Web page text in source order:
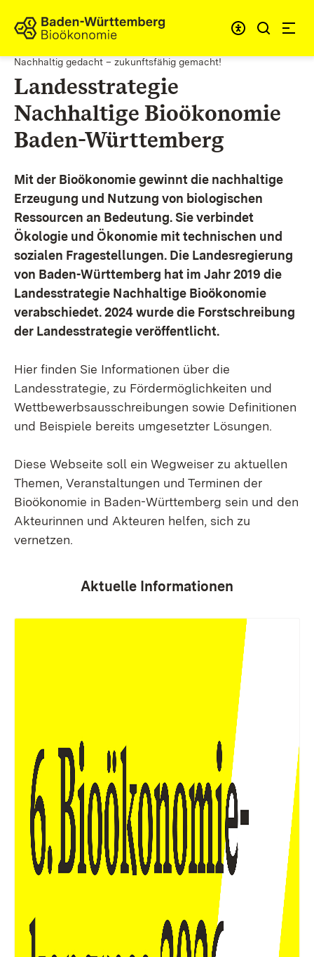
Zum Inhalt springen
Link zur Startseite
Nachhaltig gedacht – zukunftsfähig gemacht!
Landesstrategie
Nachhaltige Bioökonomie
Baden-Württemberg
Mit der Bioökonomie gewinnt die nachhaltige
Erzeugung und Nutzung von biologischen
Ressourcen an Bedeutung. Sie verbindet
Ökologie und Ökonomie mit technischen und
sozialen Fragestellungen. Die Landesregierung
von Baden-Württemberg hat im Jahr 2019 die
Landesstrategie Nachhaltige Bioökonomie
verabschiedet. 2024 wurde die Forstschreibung
der Landesstrategie veröffentlicht.
Hier finden Sie Informationen über die
Landesstrategie, zu Fördermöglichkeiten und
Wettbewerbsausschreibungen sowie Definitionen
und Beispiele bereits umgesetzter Lösungen.
Diese Webseite soll ein Wegweiser zu aktuellen
Themen, Veranstaltungen und Terminen der
Bioökonomie in Baden-Württemberg sein und den
Akteurinnen und Akteuren helfen, sich zu
vernetzen.
Aktuelle Informationen